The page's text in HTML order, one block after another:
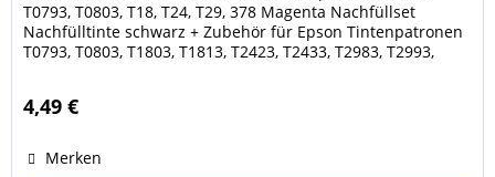
T0793, T0803, T18, T24, T29, 378 Magenta Nachfüllset
Nachfülltinte schwarz + Zubehör für Epson Tintenpatronen
T0793, T0803, T1803, T1813, T2423, T2433, T2983, T2993,
Handschuhe Geeignet für die Patronen der Drucker
4,49 €
Merken